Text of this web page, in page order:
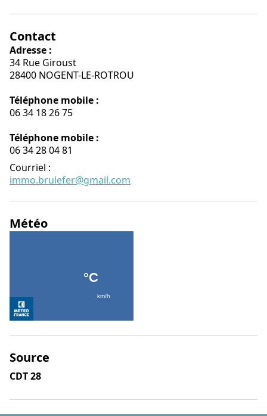
Contact
Adresse :
34 Rue Giroust
28400 NOGENT-LE-ROTROU
Téléphone mobile :
06 34 18 26 75
Téléphone mobile :
06 34 28 04 81
Courriel :
immo.brulefer@gmail.com
Météo
Source
CDT 28